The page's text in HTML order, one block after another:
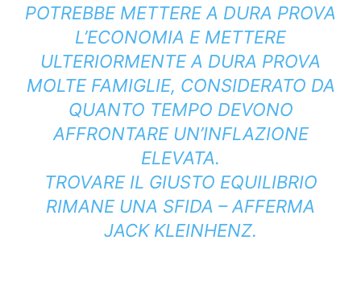
POTREBBE METTERE A DURA PROVA
L’ECONOMIA E METTERE
ULTERIORMENTE A DURA PROVA
MOLTE FAMIGLIE, CONSIDERATO DA
QUANTO TEMPO DEVONO
AFFRONTARE UN’INFLAZIONE
ELEVATA.
TROVARE IL GIUSTO EQUILIBRIO
RIMANE UNA SFIDA – AFFERMA
JACK KLEINHENZ.